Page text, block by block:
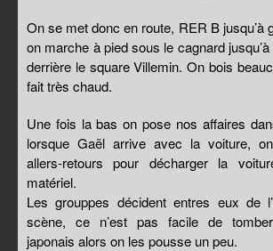
On se met donc en route, RER B jusqu’à
on marche à pied sous le cagnard jusqu’à
derrière le square Villemin. On bois
fait très chaud.
Une fois la bas on pose nos affaires
lorsque Gaël arrive avec la voiture,
allers-retours pour décharger la
matériel.
Les grouppes décident entres eux de
scène, ce n’est pas facile de
japonais alors on les pousse un peu.